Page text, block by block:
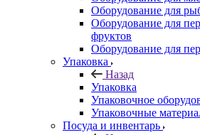
Оборудование для
Оборудование для
фруктов
Оборудование для
Упаковка
Назад
Упаковка
Упаковочное
Упаковочные
Посуда и инвентарь